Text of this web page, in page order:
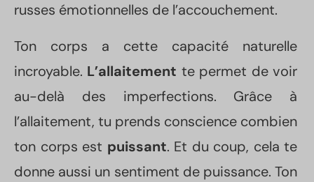
russes émotionnelles de l’accouchement.
Ton corps a cette capacité naturelle
incroyable. L’allaitement te permet de voir
au-delà des imperfections. Grâce à
l’allaitement, tu prends conscience combien
ton corps est puissant. Et du coup, cela te
donne aussi un sentiment de puissance. Ton